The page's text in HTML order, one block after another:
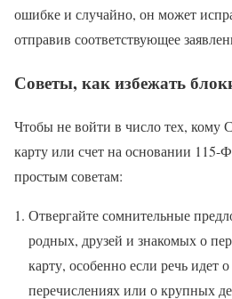
ошибке и случайно, он может
отправив соответствующее
Советы, как избежать
Чтобы не войти в число тех, кому
карту или счет на основании 115-
простым советам:
Отвергайте сомнительные
родных, друзей и знакомых о
карту, особенно если речь идет
перечислениях или о крупных